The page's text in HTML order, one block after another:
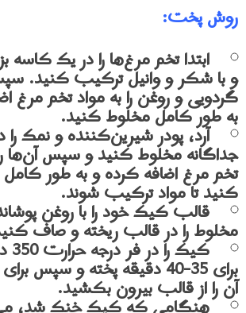
روش پخت:
ابتدا تخم مرغ‌ها را در یک
و با شکر و وانیل ترکیب کنید.
گردویی و روغن را به مواد تخم مرغ
به طور کامل مخلوط کنید.
آرد، پودر شیرین‌کننده و نمک
جداگانه مخلوط کنید و سپس آن‌ها
تخم مرغ اضافه کرده و به طور
کنید تا مواد ترکیب شوند.
قالب کیک خود را با روغن
مخلوط را در قالب ریخته و صاف
برای 35-40 دقیقه پخته و
آن را از قالب بیرون بکشید.